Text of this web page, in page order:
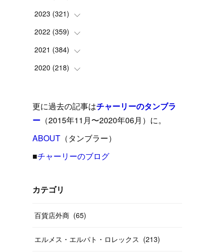
(8)
(6)
(9)
(5 )
15
(24)
(8 )
17
(24)
(10)
(18)
(17)
16
(12)
(19 )
(13
( 12
2023 (321)
(25)
(17)
(35)
33 )
(26)
(27 )
(29
(26
2022 (359)
(42)
(37)
(31)
(31)
(31 )
(26
(14
(20
2021 (384)
(9)
(39)
(23)
(40 )
(55
(20
(10
2020 (218)
(24)
(42)
(24 )
(33
(20
更に過去の記事はチャーリーのタンブラ
ー （2015年11月〜2020年06月）に。
ABOUT （タンブラー）
■チャーリーのブログ
カテゴリ
百貨店外商 (65)
エルメス・エルパト・ロレックス (213)